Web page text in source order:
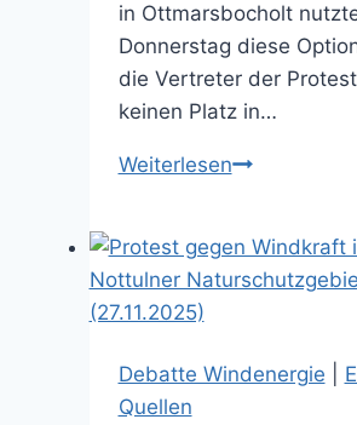
in Ottmarsbocholt
Donnerstag diese
die Vertreter der
keinen Platz in…
WeiterlesenWindkraft-
ins
Rathaus
Debatte Windenergie
Quellen